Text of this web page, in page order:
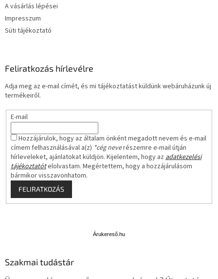
A vásárlás lépései
Impresszum
Süti tájékoztató
Feliratkozás hírlevélre
Adja meg az e-mail címét, és mi tájékoztatást küldünk webáruházunk új
termékeiről.
E-mail
Hozzájárulok, hogy az általam önként megadott nevem és e-mail
címem felhasználásával a(z) *cég neverészemre e-mail útján
hírleveleket, ajánlatokat küldjön. Kijelentem, hogy azadatkezelési
tájékoztatótelolvastam. Megértettem, hogy a hozzájárulásom
bármikor visszavonhatom.
FELIRATKOZÁS
Árukereső.hu
Szakmai tudástár